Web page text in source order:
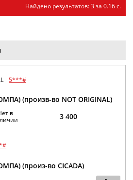
Найдено результатов: 3 за 0.16 с.
5***#
(произв-во NOT ORIGINAL)
в
3 400
(произ-во CICADA)